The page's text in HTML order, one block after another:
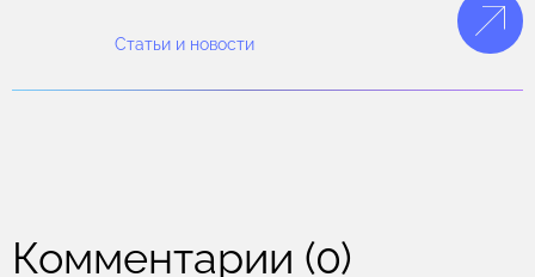
Статьи и новости
Комментарии (0)